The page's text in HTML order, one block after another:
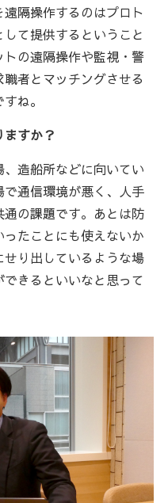
隔操作するのはプロト
て提供するということ
の遠隔操作や監視・警
者とマッチングさせる
ね。
すか？
造船所などに向いてい
通信環境が悪く、人手
の課題です。あとは防
たことにも使えないか
り出しているような場
きるといいなと思って